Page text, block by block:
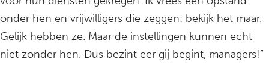
onder hen en vrijwilligers die zeggen: bekijk het maar.
Gelijk hebben ze. Maar de instellingen kunnen echt
niet zonder hen. Dus bezint eer gij begint, managers!”